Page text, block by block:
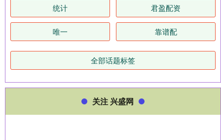
统计 君盈配资
唯一 靠谱配
全部话题标签
关注 兴盛网